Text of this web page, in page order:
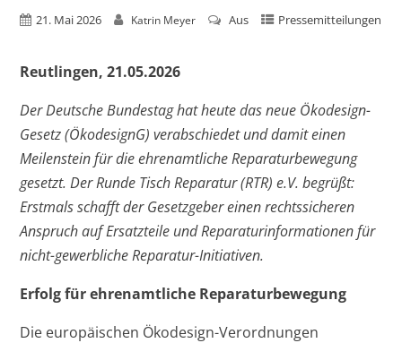
21. Mai 2026 Katrin Meyer Aus Pressemitteilungen
Reutlingen, 21.05.2026
Der Deutsche Bundestag hat heute das neue Ökodesign-
Gesetz (ÖkodesignG) verabschiedet und damit einen
Meilenstein für die ehrenamtliche Reparaturbewegung
gesetzt. Der Runde Tisch Reparatur (RTR) e.V. begrüßt:
Erstmals schafft der Gesetzgeber einen rechtssicheren
Anspruch auf Ersatzteile und Reparaturinformationen für
nicht-gewerblicheReparatur-Initiativen.
Erfolg für ehrenamtliche Reparaturbewegung
Die europäischen Ökodesign-Verordnungen